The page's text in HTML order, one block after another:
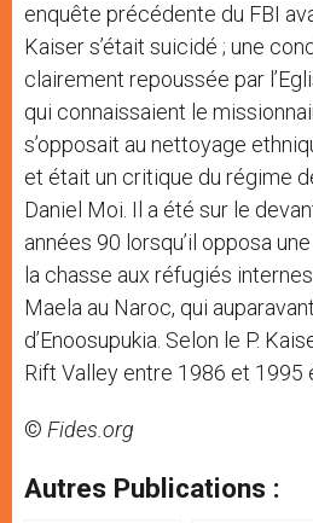
enquête précédente du FBI
Kaiser s’était suicidé ; une
clairement repoussée par
qui connaissaient le
s’opposait au nettoyage
et était un critique du régime
Daniel Moi. Il a été sur le
années 90 lorsqu’il opposa
la chasse aux réfugiés
Maela au Naroc, qui
d’Enoosupukia. Selon le P.
Rift Valley entre 1986 et 1995
© Fides.org
Autres Publications :